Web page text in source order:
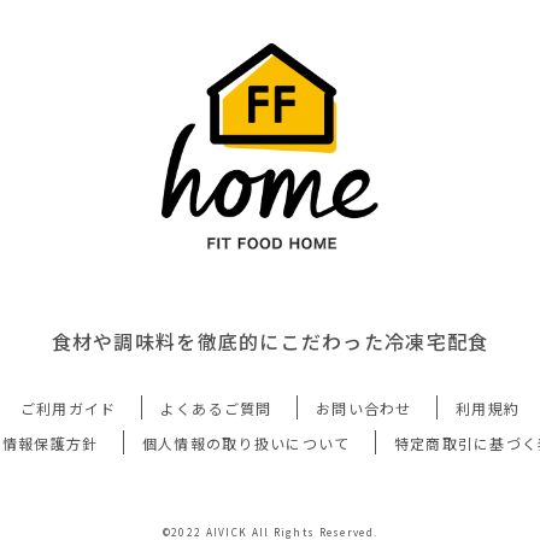
食材や調味料を徹底的にこだわった冷凍宅配食
ご利用ガイド よくあるご質問 お問い合わせ
利用規約
報保護方針
個人情報の取り扱いについて 特定商取引に基づ
©2022 AIVICK All Rights Reserved.